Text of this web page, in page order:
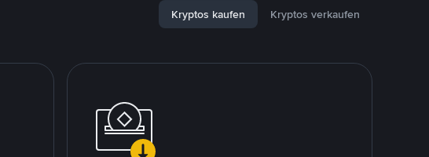
Kryptos kaufen Kryptos verkaufen